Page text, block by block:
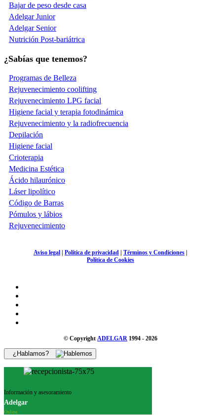
Bajar de peso desde casa
Adelgar Junior
Adelgar Senior
Nutrición Post-bariátrica
¿Sabías que tenemos?
Programas de Belleza
Rejuvenecimiento coolifting
Rejuvenecimiento LPG facial
Higiene facial y terapia fotodinámica
Rejuvenecimiento y la radiofrecuencia
Depilación
Higiene facial
Crioterapia
Medicina Estética
Ácido hilaurónico
Láser lipolítico
Código de Barras
Pómulos y lábios
Rejuvenecimiento
Aviso legal | Política de privacidad | Términos y Condiciones |
Política de Cookies
© Copyright ADELGAR 1994 - 2026
¿Hablamos?
Información y asesoramiento
Adelgar
Online